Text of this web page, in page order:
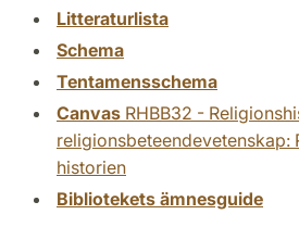
Litteraturlista
Schema
Tentamensschema
Canvas RHBB32 -
religionsbeteendevetenskap:
historien
Bibliotekets ämnesguide